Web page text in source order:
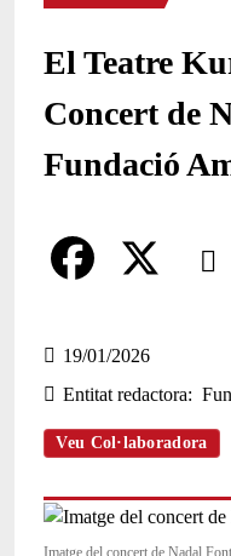
El Teatre
Concert de
Fundació
Comparteix
a
c
e
o
19/01/2026
Entitat redactora
Veu Col·laboradora
Imatge del concert de Nadal